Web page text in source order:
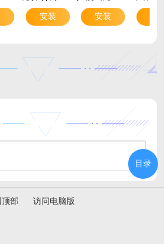
安装 安装
部 访问电脑版
目录